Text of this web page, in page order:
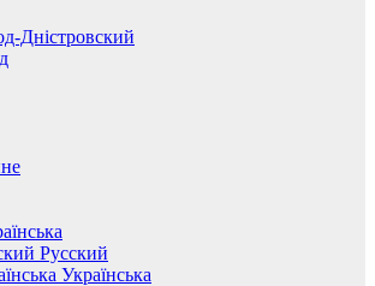
Дністровский
Русский
Українська